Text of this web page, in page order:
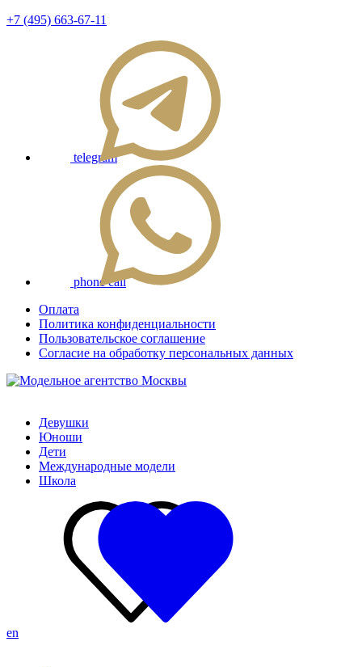
+7 (495) 663-67-11
telegram
phone call
Оплата
Политика конфиденциальности
Пользовательское соглашение
Согласие на обработку персональных данных
Девушки
Юноши
Дети
Международные модели
Школа
en